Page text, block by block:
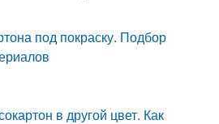
под покраску. Подбор
в другой цвет. Как